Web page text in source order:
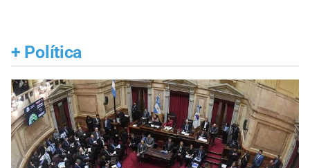
+ Política